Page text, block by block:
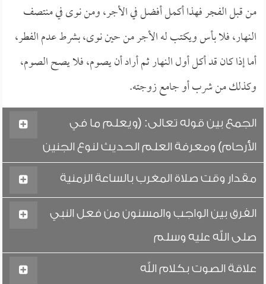
من قبل الفجر فهذا أكمل أفضل في الأجر، ومن نوى في منتصف
النهار، فلا بأس ويكتب له الأجر من حين نوى، بشرط عدم الفطر،
أما إذا كان قد أكل أول النهار ثم أراد أن يصوم، فلا يصح الصوم،
وكذلك من شرب أو جامع زوجته.
الجمع بين قوله تعالى: (ويعلم ما في
الأرحام) ومعرفة العلم الحديث لنوع الجنين
مقدار وقت صلاة المغرب بالساعة الزمنية
الفرق بين الواجب والمسنون من فعل النبي
صلى الله عليه وسلم
علاقة الصوت بكلام الله